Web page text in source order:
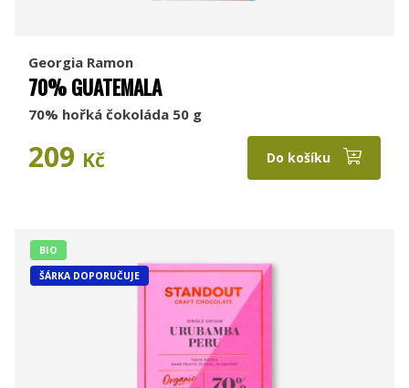
Georgia Ramon
70% GUATEMALA
70% hořká čokoláda 50 g
209 Kč Do košíku
BIO
ŠÁRKA DOPORUČUJE